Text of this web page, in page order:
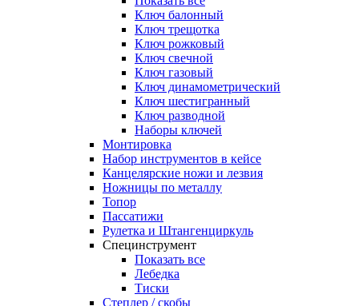
Ключ балонный
Ключ трещотка
Ключ рожковый
Ключ свечной
Ключ газовый
Ключ динамометрический
Ключ шестигранный
Ключ разводной
Наборы ключей
Монтировка
Набор инструментов в кейсе
Канцелярские ножи и лезвия
Ножницы по металлу
Топор
Пассатижи
Рулетка и Штангенциркуль
Специнструмент
Показать все
Лебедка
Тиски
Степлер / скобы